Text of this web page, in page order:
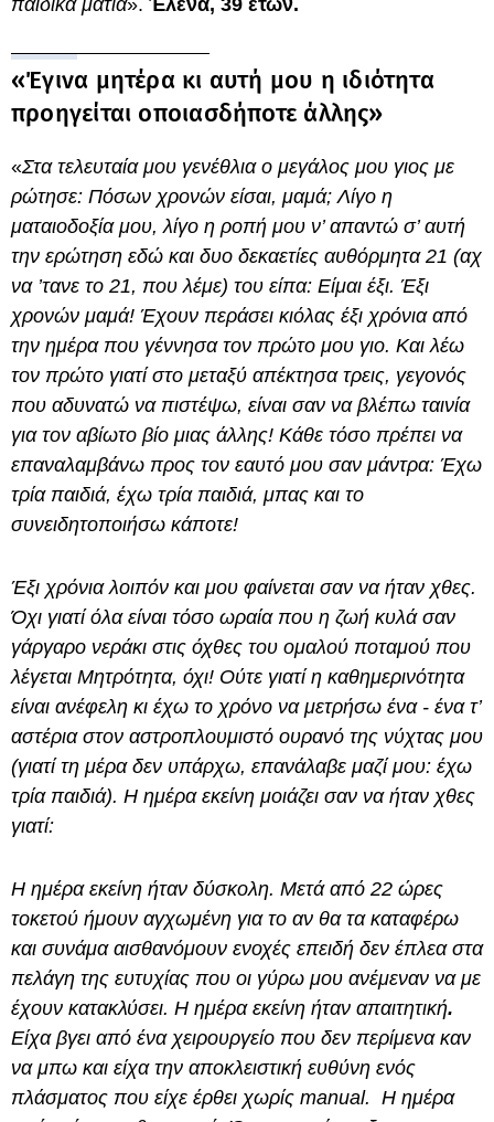
παιδικά μάτια». Έλενα, 39 ετών.
«Έγινα μητέρα κι αυτή μου η ιδιότητα
προηγείται οποιασδήποτε άλλης»
«Στα τελευταία μου γενέθλια ο μεγάλος μου γιος με
ρώτησε: Πόσων χρονών είσαι, μαμά; Λίγο η
ματαιοδοξία μου, λίγο η ροπή μου ν’ απαντώ σ’ αυτή
την ερώτηση εδώ και δυο δεκαετίες αυθόρμητα 21 (αχ
να ’τανε το 21, που λέμε) του είπα: Είμαι έξι. Έξι
χρονών μαμά! Έχουν περάσει κιόλας έξι χρόνια από
την ημέρα που γέννησα τον πρώτο μου γιο. Και λέω
τον πρώτο γιατί στο μεταξύ απέκτησα τρεις, γεγονός
που αδυνατώ να πιστέψω, είναι σαν να βλέπω ταινία
για τον αβίωτο βίο μιας άλλης! Κάθε τόσο πρέπει να
επαναλαμβάνω προς τον εαυτό μου σαν μάντρα: Έχω
τρία παιδιά, έχω τρία παιδιά, μπας και το
συνειδητοποιήσω κάποτε!
Έξι χρόνια λοιπόν και μου φαίνεται σαν να ήταν χθες.
Όχι γιατί όλα είναι τόσο ωραία που η ζωή κυλά σαν
γάργαρο νεράκι στις όχθες του ομαλού ποταμού που
λέγεται Μητρότητα, όχι! Ούτε γιατί η καθημερινότητα
είναι ανέφελη κι έχω το χρόνο να μετρήσω ένα - ένα τ’
αστέρια στον αστροπλουμιστό ουρανό της νύχτας μου
(γιατί τη μέρα δεν υπάρχω, επανάλαβε μαζί μου: έχω
τρία παιδιά). Η ημέρα εκείνη μοιάζει σαν να ήταν χθες
γιατί:
Η ημέρα εκείνη ήταν δύσκολη. Μετά από 22 ώρες
τοκετού ήμουν αγχωμένη για το αν θα τα καταφέρω
και συνάμα αισθανόμουν ενοχές επειδή δεν έπλεα στα
πελάγη της ευτυχίας που οι γύρω μου ανέμεναν να με
έχουν κατακλύσει. Η ημέρα εκείνη ήταν απαιτητική.
Είχα βγει από ένα χειρουργείο που δεν περίμενα καν
να μπω και είχα την αποκλειστική ευθύνη ενός
πλάσματος που είχε έρθει χωρίς manual. Η ημέρα